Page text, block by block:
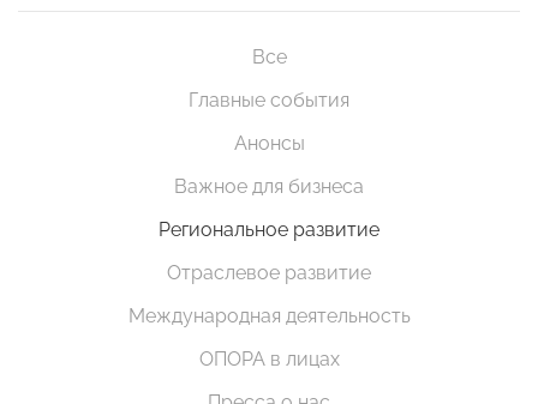
Все
Главные события
Анонсы
Важное для бизнеса
Региональное развитие
Отраслевое развитие
Международная деятельность
ОПОРА в лицах